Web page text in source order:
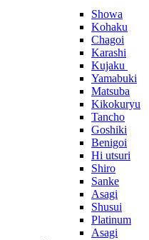
Showa
Kohaku
Chagoi
Karashi
Kujaku
Yamabuki
Matsuba
Kikokuryu
Tancho
Goshiki
Benigoi
Hi utsuri
Shiro
Sanke
Asagi
Shusui
Platinum
Asagi